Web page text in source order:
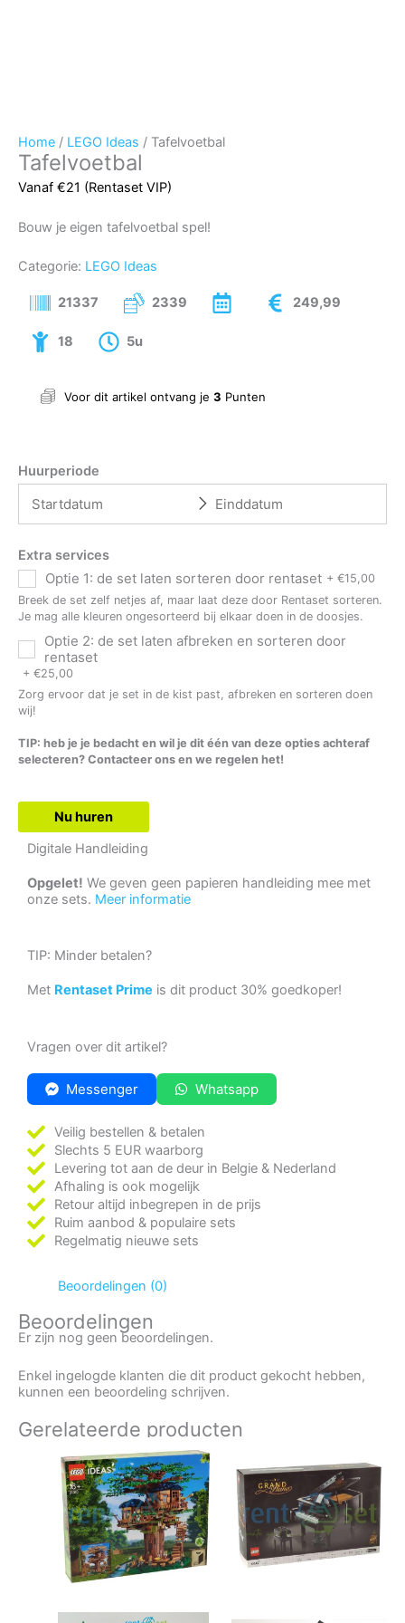
Home / LEGO Ideas / Tafelvoetbal
Tafelvoetbal
Vanaf €21 (Rentaset VIP)
Bouw je eigen tafelvoetbal spel!
Categorie: LEGO Ideas
21337 2339 249,99
18 5u
Voor dit artikel ontvang je 3 Punten
Huurperiode
Extra services
Optie 1: de set laten sorteren door rentaset + €15,00
Breek de set zelf netjes af, maar laat deze door Rentaset sorteren.
Je mag alle kleuren ongesorteerd bij elkaar doen in de doosjes.
Optie 2: de set laten afbreken en sorteren door
rentaset
+ €25,00
Zorg ervoor dat je set in de kist past, afbreken en sorteren doen
wij!
TIP: heb je je bedacht en wil je dit één van deze opties achteraf
selecteren? Contacteer ons en we regelen het!
Nu huren
Digitale Handleiding
Opgelet! We geven geen papieren handleiding mee met
onze sets. Meer informatie
TIP: Minder betalen?
Met Rentaset Prime is dit product 30% goedkoper!
Vragen over dit artikel?
Messenger Whatsapp
Veilig bestellen & betalen
Slechts 5 EUR waarborg
Levering tot aan de deur in Belgie & Nederland
Afhaling is ook mogelijk
Retour altijd inbegrepen in de prijs
Ruim aanbod & populaire sets
Regelmatig nieuwe sets
Beoordelingen (0)
Beoordelingen
Er zijn nog geen beoordelingen.
Enkel ingelogde klanten die dit product gekocht hebben,
kunnen een beoordeling schrijven.
Gerelateerde producten